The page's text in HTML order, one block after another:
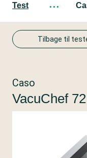
Test ···
Tilbage til
Caso
VacuChef